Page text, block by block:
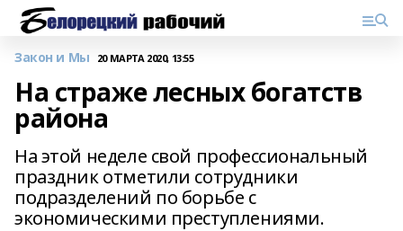
Закон и Мы 20 МАРТА 2020, 13:55
На страже лесных богатств
района
На этой неделе свой профессиональный
праздник отметили сотрудники
подразделений по борьбе с
экономическими преступлениями.